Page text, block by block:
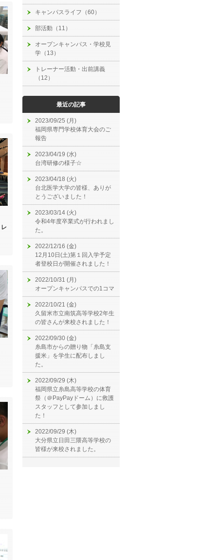
キャンパスライフ（60）
部活動（11）
オープンキャンパス・学校見
学（13）
トレーナー活動・出前講義
（12）
最近の記事
2023/09/25 (月)
福岡県専門学校体育大会のご
報告
2023/04/19 (水)
台湾研修の様子☆
2023/04/18 (火)
台北医学大学の皆様、ありが
とうございました！
2023/03/14 (火)
令和4年度卒業式が行われまし
た。
2022/12/16 (金)
12月10日(土)第１回入学予定
者登校日が開催されました！
2022/10/31 (月)
オープンキャンパスでの1コマ
2022/10/21 (金)
久留米市立南筑高等学校2年生
の皆さんが来校されました！
2022/09/30 (金)
糸島市からの贈り物「糸島支
援米」を学生に配布しまし
た。
2022/09/29 (木)
福岡県立糸島高等学校の体育
祭（＠PayPayドーム）に救護
スタッフとして参加しまし
た！
2022/09/29 (木)
大分県立日田三隈高等学校の
皆様が来校されました。